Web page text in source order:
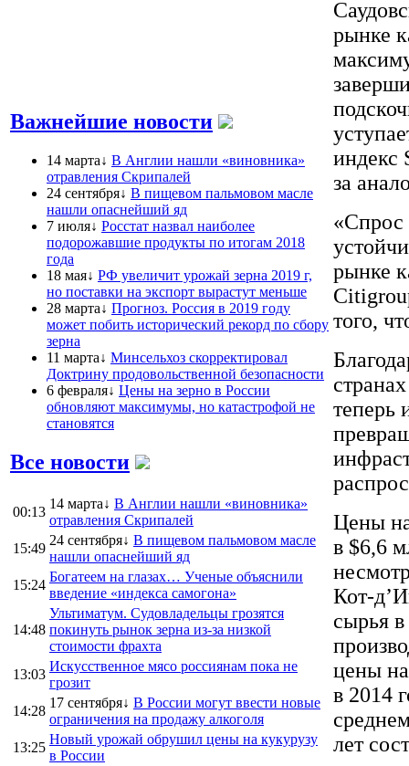
Важнейшие новости
14 марта↓ В Англии нашли «виновника»
отравления Скрипалей
24 сентября↓ В пищевом пальмовом масле
нашли опаснейший яд
7 июля↓ Росстат назвал наиболее
подорожавшие продукты по итогам 2018
года
18 мая↓ РФ увеличит урожай зерна 2019 г,
но поставки на экспорт вырастут меньше
28 марта↓ Прогноз. Россия в 2019 году
может побить исторический рекорд по сбору
зерна
11 марта↓ Минсельхоз скорректировал
Доктрину продовольственной безопасности
6 февраля↓ Цены на зерно в России
обновляют максимумы, но катастрофой не
становятся
Все новости
00:13
14 марта↓ В Англии нашли «виновника»
отравления Скрипалей
15:49
24 сентября↓ В пищевом пальмовом масле
нашли опаснейший яд
15:24
Богатеем на глазах… Ученые объяснили
введение «индекса самогона»
14:48
Ультиматум. Судовладельцы грозятся
покинуть рынок зерна из-за низкой
стоимости фрахта
13:03
Искусственное мясо россиянам пока не
грозит
14:28
17 сентября↓ В России могут ввести новые
ограничения на продажу алкоголя
13:25
Новый урожай обрушил цены на кукурузу
в России
рынке
индекс
за
«Спрос
рынке
того,
теперь
Цены
в $6,6
Кот-
сырья
цены
в 2014
лет